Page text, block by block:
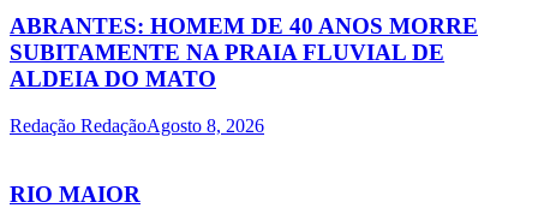
ABRANTES: HOMEM DE 40 ANOS MORRE
SUBITAMENTE NA PRAIA FLUVIAL DE
ALDEIA DO MATO
Redação RedaçãoAgosto 8, 2026
RIO MAIOR